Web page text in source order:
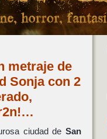
metraje de
Sonja con 2
ciudad de San